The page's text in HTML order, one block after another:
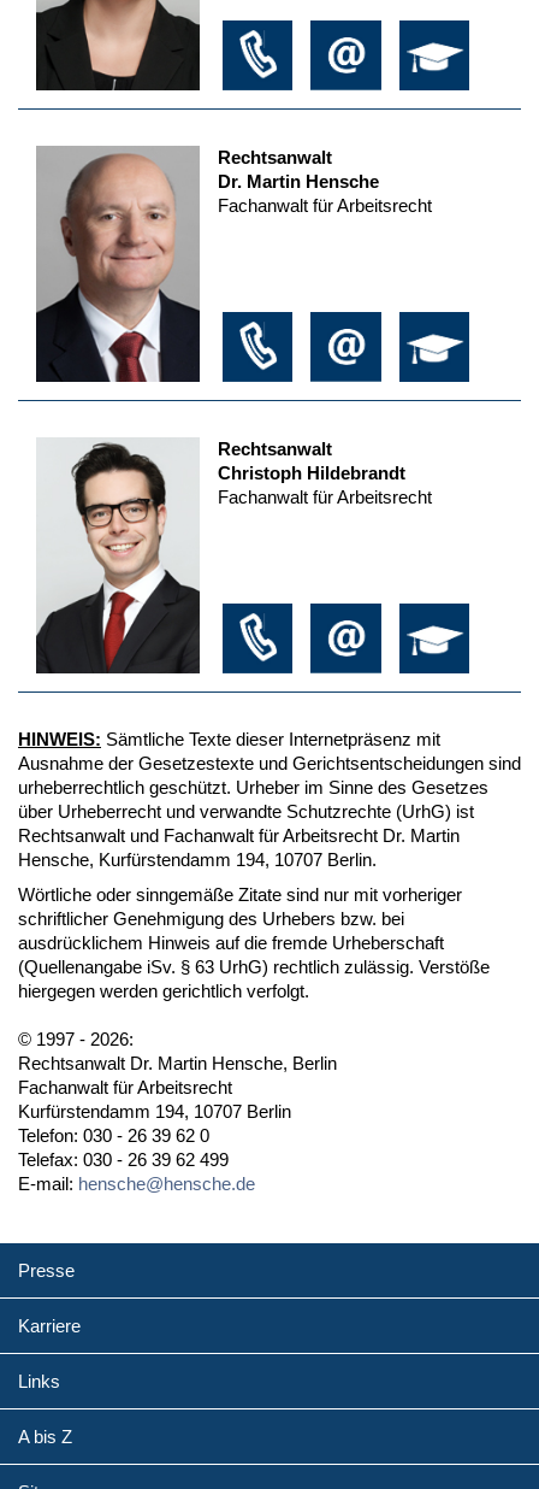
Rechtsanwalt
Dr. Martin Hensche
Fachanwalt für Arbeitsrecht
Rechtsanwalt
Christoph Hildebrandt
Fachanwalt für Arbeitsrecht
HINWEIS: Sämtliche Texte dieser Internetpräsenz mit
Ausnahme der Gesetzestexte und Gerichtsentscheidungen sind
urheberrechtlich geschützt. Urheber im Sinne des Gesetzes
über Urheberrecht und verwandte Schutzrechte (UrhG) ist
Rechtsanwalt und Fachanwalt für Arbeitsrecht Dr. Martin
Hensche, Kurfürstendamm 194, 10707 Berlin.
Wörtliche oder sinngemäße Zitate sind nur mit vorheriger
schriftlicher Genehmigung des Urhebers bzw. bei
ausdrücklichem Hinweis auf die fremde Urheberschaft
(Quellenangabe iSv. § 63 UrhG) rechtlich zulässig. Verstöße
hiergegen werden gerichtlich verfolgt.
© 1997 - 2026:
Rechtsanwalt Dr. Martin Hensche, Berlin
Fachanwalt für Arbeitsrecht
Kurfürstendamm 194, 10707 Berlin
Telefon: 030 - 26 39 62 0
Telefax: 030 - 26 39 62 499
E-mail: hensche@hensche.de
Presse
Karriere
Links
A bis Z